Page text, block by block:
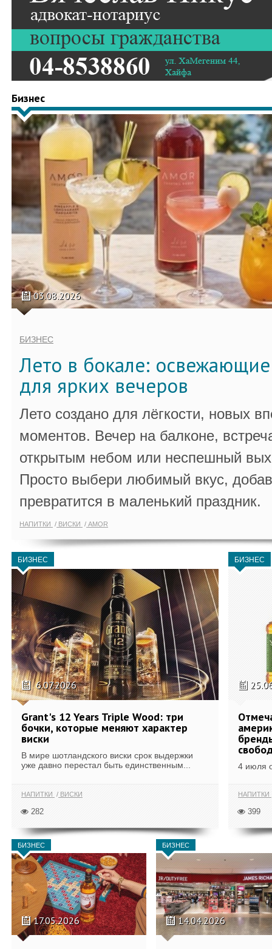
Бизнес
03.08.2026
БИЗНЕС
Лето в бокале:
для ярких вечеров
Лето создано для лёгкости, новых
моментов. Вечер на балконе,
открытым небом или неспешный
Просто выбери любимый вкус,
превратится в маленький праздник.
НАПИТКИ ВИСКИ AMOR
БИЗНЕС
6.07.2026
Grant's 12 Years Triple Wood: три
бочки, которые меняют характер
виски
В мире шотландского виски срок выдержки
уже давно перестал быть единственным...
НАПИТКИ ВИСКИ
282
БИЗНЕС
4 июля
НАПИТКИ
399
БИЗНЕС
17.05.2026
БИЗНЕС
14.04.2026